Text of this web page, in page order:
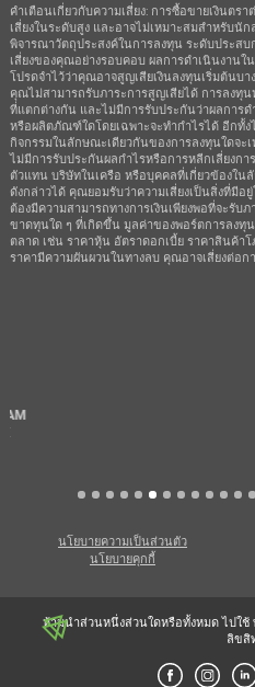
คำเตือนเกี่ยวกับความเสี่ยง: การซื้อขายเงินตร
เสี่ยงในระดับสูง และอาจไม่เหมาะสมสำหรับ
พิจารณาวัตถุประสงค์ในการลงทุน ระดับประส
เสี่ยงของคุณอย่างรอบคอบ ผลการดำเนินงาน
โปรดจำไว้ว่าคุณอาจสูญเสียเงินลงทุนเริ่มต้นบ
คุณไม่สามารถรับภาระการสูญเสียได้ การลงทุ
ที่แตกต่างกัน และไม่มีการรับประกันว่าผลการ
หรือผลิตภัณฑ์ใดโดยเฉพาะจะทำกำไรได้ อีกทั้
กิจกรรมในลักษณะเดียวกันของการลงทุนใดจ
ไม่มีการรับประกันผลกำไรหรือการหลีกเลี่ยงก
ตัวแทน บริษัทในเครือ หรือบุคคลที่เกี่ยวข้องใ
ดังกล่าวได้ คุณยอมรับว่าความเสี่ยงเป็นสิ่งที่มี
ต้องมีความสามารถทางการเงินเพียงพอที่จะรับ
ขาดทุนใด ๆ ที่เกิดขึ้น มูลค่าของพอร์ตการลงทุ
ตลาด เช่น ราคาหุ้น อัตราดอกเบี้ย ราคาสินค้
ราคามีความผันผวนในทางลบ คุณอาจเสี่ยงต่อก
โบรกเกอร์
นโยบายความเป็นส่วนตัว
นโยบายคุกกี้
ห้ามนำส่วนหนึ่งส่วนใดหรือทั้งหมด ไปใ
ลิขสิ